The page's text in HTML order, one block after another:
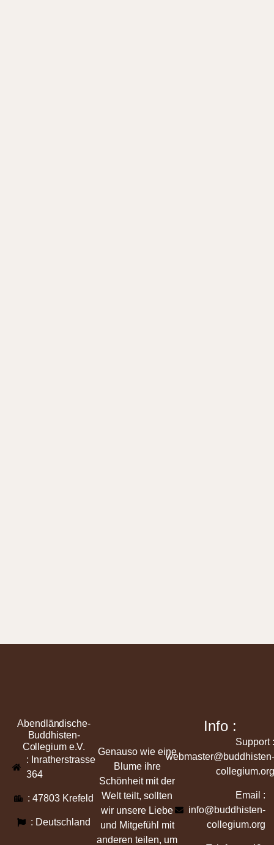
Abendländische-
Buddhisten-
Collegium e.V.
: Inratherstrasse
364
: 47803 Krefeld
: Deutschland
Genauso wie eine
Blume ihre
Schönheit mit der
Welt teilt, sollten
wir unsere Liebe
und Mitgefühl mit
anderen teilen, um
Info :
Support :
webmaster@buddhisten-
collegium.org
Email :
info@buddhisten-
collegium.org